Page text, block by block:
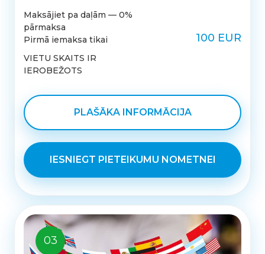
Maksājiet pa daļām — 0%
pārmaksa
Pirmā iemaksa tikai
100 EUR
VIETU SKAITS IR
IEROBEŽOTS
PLAŠĀKA INFORMĀCIJA
IESNIEGT PIETEIKUMU NOMETNEI
03